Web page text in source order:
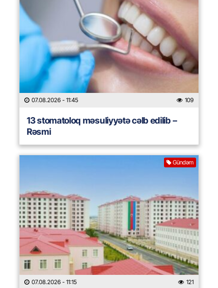
07.08.2026 - 11:45 109
13 stomatoloq məsuliyyətə cəlb edilib –
Rəsmi
Gündəm
07.08.2026 - 11:15 121